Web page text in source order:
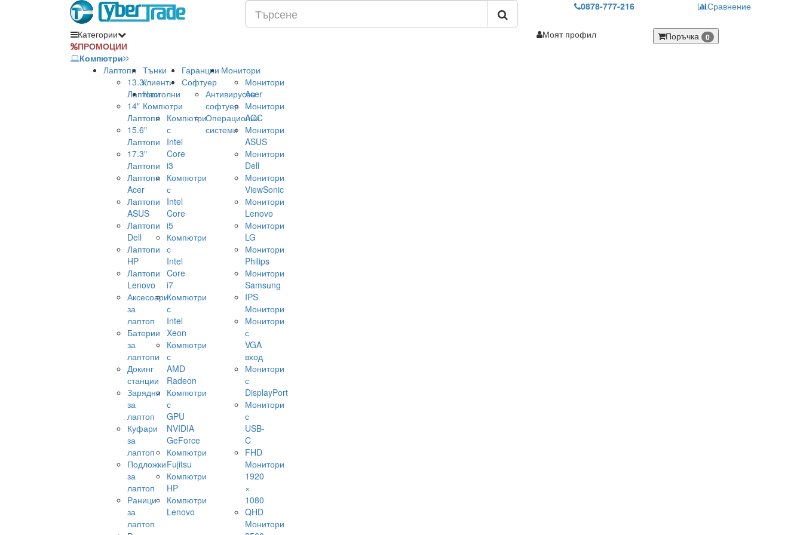
0878-777-216 Сравнение
Категории
ПРОМОЦИИ
Компютри
Лаптопи
13.3"
Лаптопи
14"
Лаптопи
15.6"
Лаптопи
17.3"
Лаптопи
Лаптопи
Acer
Лаптопи
ASUS
Лаптопи
Dell
Лаптопи
HP
Лаптопи
Lenovo
Аксесоари
за
лаптоп
Батерии
за
лаптопи
Докинг
станции
Зарядни
за
лаптоп
Куфари
за
лаптоп
Подложки
за
лаптоп
Раници
за
лаптоп
Тънки
клиенти
Настолни
Компютри
Компютри
с
Intel
Core
i3
Компютри
с
Intel
Core
i5
Компютри
с
Intel
Core
i7
Компютри
с
Intel
Xeon
Компютри
с
AMD
Radeon
Компютри
с
GPU
NVIDIA
GeForce
Компютри
Fujitsu
Компютри
HP
Компютри
Lenovo
Гаранции
Софтуер
Антивирусен
софтуер
Операционни
системи
Монитори
Монитори
Acer
Монитори
AOC
Монитори
ASUS
Монитори
Dell
Монитори
ViewSonic
Монитори
Lenovo
Монитори
LG
Монитори
Philips
Монитори
Samsung
IPS
Монитори
Монитори
с
VGA
вход
Монитори
с
DisplayPort
Монитори
с
USB-
C
FHD
Монитори
1920
×
1080
QHD
Монитори
Моят профил Поръчка 0